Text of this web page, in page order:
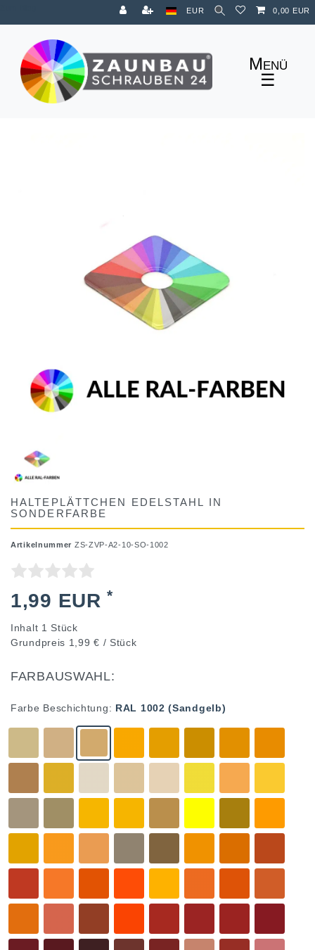
EUR 0,00 EUR
☰
HALTEPLÄTTCHEN EDELSTAHL IN
SONDERFARBE
Artikelnummer ZS-ZVP-A2-10-SO-1002
1,99 EUR*
Inhalt 1 Stück
Grundpreis 1,99 € / Stück
FARBAUSWAHL:
Farbe Beschichtung: RAL 1002 (Sandgelb)